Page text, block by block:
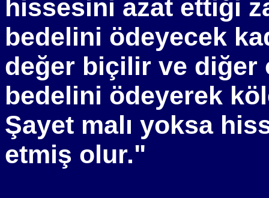
hissesini azat ettiği
bedelini ödeyecek
değer biçilir ve
bedelini ödeyerek
Şayet malı yoksa
etmiş olur."